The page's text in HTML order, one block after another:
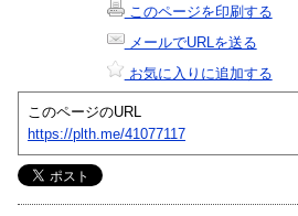
このページを印刷する
メールでURLを送る
お気に入りに追加する
このページのURL
https://plth.me/41077117